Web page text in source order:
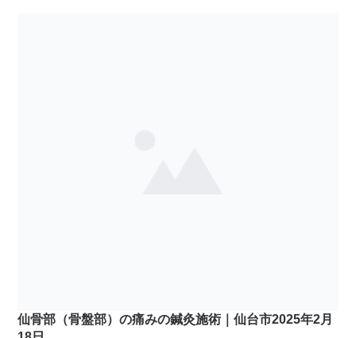
仙骨部（骨盤部）の痛みの鍼灸施術｜仙台市2025年2月